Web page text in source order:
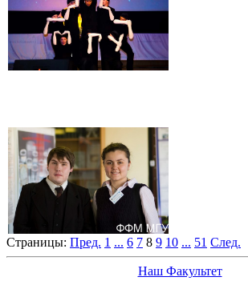
Страницы: Пред. 1 ... 6 7 8 9 10 ... 51 След.
Наш Факультет